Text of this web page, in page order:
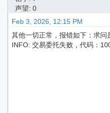
声望: 0
Feb 3, 2026, 12:15 PM
其他一切正常，报错如下：求问
INFO: 交易委托失败，代码：